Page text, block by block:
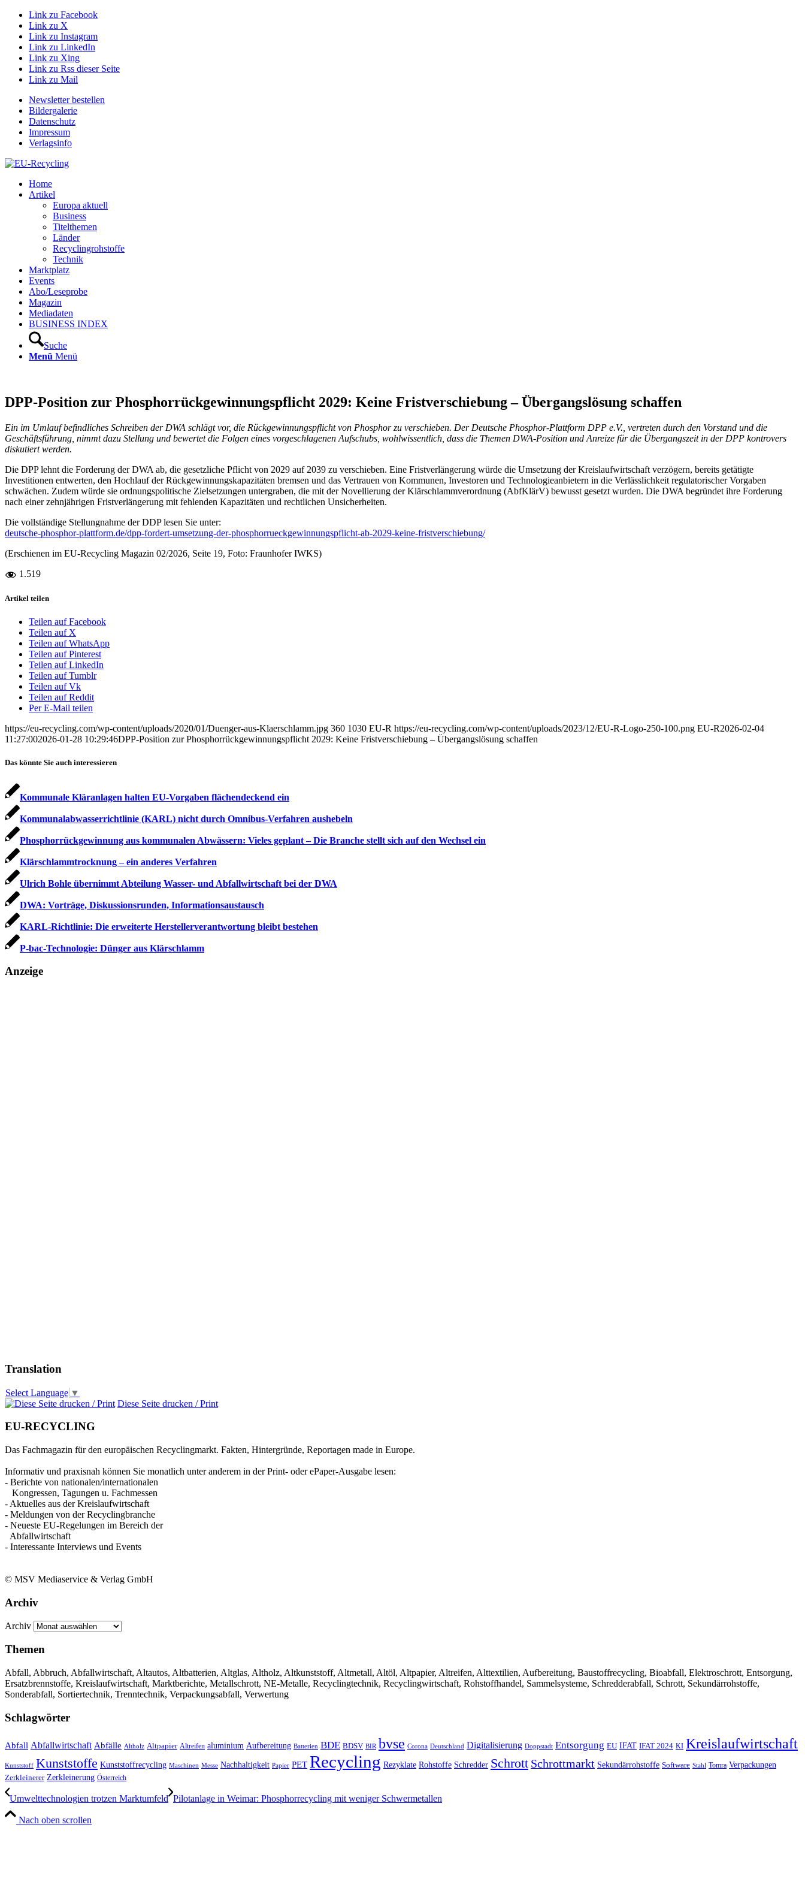
Link zu Facebook
Link zu X
Link zu Instagram
Link zu LinkedIn
Link zu Xing
Link zu Rss dieser Seite
Link zu Mail
Newsletter bestellen
Bildergalerie
Datenschutz
Impressum
Verlagsinfo
Home
Artikel
Europa aktuell
Business
Titelthemen
Länder
Recyclingrohstoffe
Technik
Marktplatz
Events
Abo/Leseprobe
Magazin
Mediadaten
BUSINESS INDEX
Suche
Menü Menü
DPP-Position zur Phosphorrückgewinnungspflicht 2029: Keine Fristverschiebung – Übergangslösung schaffen
Ein im Umlauf befindliches Schrei­ben der DWA schlägt vor, die Rückgewinnungspflicht von Phosphor zu verschieben. Der Deutsche Phosphor-Plattform DPP e.V., vertreten durch den Vorstand und die
Geschäftsführung, nimmt dazu Stellung und bewertet die Folgen eines vorgeschlagenen Aufschubs, wohlwissentlich, dass die Themen DWA-Position und Anreize für die Übergangszeit in der DPP kontrovers
diskutiert werden.
Die DPP lehnt die Forderung der DWA ab, die gesetzliche Pflicht von 2029 auf 2039 zu verschieben. Eine Fristverlängerung würde die Umsetzung der Kreislaufwirtschaft verzögern, bereits getätigte
Investitionen entwerten, den Hochlauf der Rückgewinnungskapazitäten bremsen und das Vertrauen von Kommunen, Investoren und Technologieanbietern in die Verlässlichkeit regulatorischer Vorgaben
schwächen. Zudem würde sie ordnungspolitische Zielsetzungen untergraben, die mit der Novellierung der Klärschlammverordnung (AbfKlärV) bewusst gesetzt wurden. Die DWA begründet ihre Forderung
nach einer zehnjährigen Fristverlängerung mit fehlenden Kapazitäten und rechtlichen Unsicherheiten.
Die vollständige Stellungnahme der DDP lesen Sie unter:
deutsche-phosphor-plattform.de/dpp-fordert-umsetzung-der-phosphorrueckgewinnungspflicht-ab-2029-keine-fristverschiebung/
(Erschienen im EU-Recycling Magazin 02/2026, Seite 19, Foto: Fraunhofer IWKS)
1.519
Artikel teilen
Teilen auf Facebook
Teilen auf X
Teilen auf WhatsApp
Teilen auf Pinterest
Teilen auf LinkedIn
Teilen auf Tumblr
Teilen auf Vk
Teilen auf Reddit
Per E-Mail teilen
https://eu-recycling.com/wp-content/uploads/2020/01/Duenger-aus-Klaerschlamm.jpg 360 1030 EU-R https://eu-recycling.com/wp-content/uploads/2023/12/EU-R-Logo-250-100.png EU-R2026-02-04
11:27:002026-01-28 10:29:46DPP-Position zur Phosphorrückgewinnungspflicht 2029: Keine Fristverschiebung – Übergangslösung schaffen
Das könnte Sie auch interessieren
Kommunale Kläranlagen halten EU-Vorgaben flächendeckend ein
Kommunalabwasserrichtlinie (KARL) nicht durch Omnibus-Verfahren aushebeln
Phosphorrückgewinnung aus kommunalen Abwässern: Vieles geplant – Die Branche stellt sich auf den Wechsel ein
Klärschlammtrocknung – ein anderes Verfahren
Ulrich Bohle übernimmt Abteilung Wasser- und Abfallwirtschaft bei der DWA
DWA: Vorträge, Diskussionsrunden, Informations­austausch
KARL-Richtlinie: Die erweiterte Herstellerverantwortung bleibt bestehen
P-bac-Technologie: Dünger aus Klärschlamm
Anzeige
Translation
Select Language ▼
Diese Seite drucken / Print
EU-RECYCLING
Das Fachmagazin für den europäischen Recyclingmarkt. Fakten, Hintergründe, Reportagen made in Europe.
Informativ und praxisnah können Sie monatlich unter anderem in der Print- oder ePaper-Ausgabe lesen:
- Berichte von nationalen/internationalen
Kongressen, Tagungen u. Fachmessen
- Aktuelles aus der Kreislaufwirtschaft
- Meldungen von der Recyclingbranche
- Neueste EU-Regelungen im Bereich der
Abfallwirtschaft
- Interessante Interviews und Events
© MSV Mediaservice & Verlag GmbH
Archiv
Archiv
Themen
Abfall, Abbruch, Abfallwirtschaft, Altautos, Altbatterien, Altglas, Altholz, Altkunststoff, Altmetall, Altöl, Altpapier, Altreifen, Alttextilien, Aufbereitung, Baustoffrecycling, Bioabfall, Elektroschrott, Entsorgung,
Ersatzbrennstoffe, Kreislaufwirtschaft, Marktberichte, Metallschrott, NE-Metalle, Recyclingtechnik, Recyclingwirtschaft, Rohstoffhandel, Sammelsysteme, Schredderabfall, Schrott, Sekundärrohstoffe,
Sonderabfall, Sortiertechnik, Trenntechnik, Verpackungsabfall, Verwertung
Schlagwörter
Abfall Abfallwirtschaft Abfälle Altholz Altpapier Altreifen aluminium Aufbereitung Batterien BDE BDSV BIR bvse Corona Deutschland Digitalisierung Doppstadt Entsorgung EU IFAT IFAT 2024 KI Kreislaufwirtschaft
Kunststoff Kunststoffe Kunststoffrecycling Maschinen Messe Nachhaltigkeit Papier PET Recycling Rezyklate Rohstoffe Schredder Schrott Schrottmarkt Sekundärrohstoffe Software Stahl Tomra Verpackungen
Zerkleinerer Zerkleinerung Österreich
Umwelttechnologien trotzen Marktumfeld Pilotanlage in Weimar: Phosphorrecycling mit weniger Schwermetallen
Nach oben scrollen